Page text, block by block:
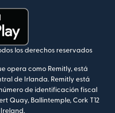
los derechos reservados
opera como Remitly, está
de Irlanda. Remitly está
de identificación fiscal
Quay, Ballintemple, Cork T12
Ireland.